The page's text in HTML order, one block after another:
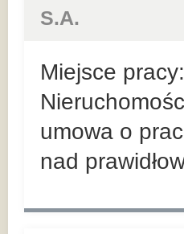
S.A.
Miejsce
umowa o
nad